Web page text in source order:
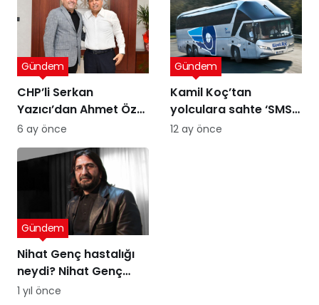
CHP’li Serkan
Yazıcı’dan Ahmet Özer
kararına tepki: Bu bir
yargı değil, sandığı
tanımayan düzenin
Gündem
6 ay önce
Kamil Koç’tan
yolculara sahte ‘SMS’
uyarısı
Gündem
12 ay önce
Nihat Genç hastalığı
neydi? Nihat Genç
cenaze töreni ne
Gündem
1 yıl önce